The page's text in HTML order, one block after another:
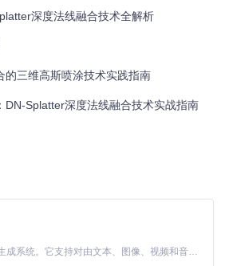
深度法线融合技术全解析
的三维高斯喷涂技术实践指南
DN-Splatter深度法线融合技术实战指南
MiniMax H3 是一个通用的全模态生成系统。它支持对由文本、图像、视频和音频组成的多模态上下文进行统一理解，并能生成分辨率高达 2K、时长可达 15 秒的带原生立体声音频的视频。得益于面向任务泛化的系统设计，H3 在预训练阶段就已具备广泛的多模态上下文理解与生成能力，能够出色地执行复杂的多模态指令。